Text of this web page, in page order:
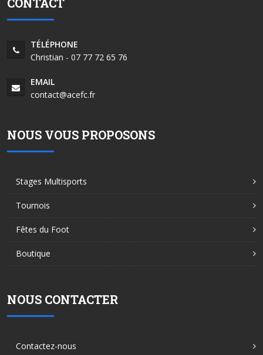
TÉLÉPHONE
Christian - 07 77 72 65 76
EMAIL
contact@acefc.fr
NOUS VOUS PROPOSONS
Stages Multisports
Tournois
Fêtes du Foot
Boutique
NOUS CONTACTER
Contactez-nous